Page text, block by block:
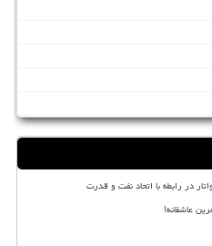
در رابطه با اتحاد نفت و قدرت
عاشقانه!